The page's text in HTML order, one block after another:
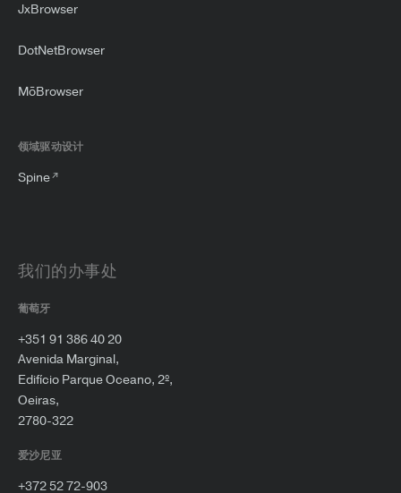
JxBrowser
DotNetBrowser
MōBrowser
领域驱动设计
Spine
我们的办事处
葡萄牙
+351 91 386 40 20
Avenida Marginal,
Edifício Parque Oceano, 2º,
Oeiras,
2780-322
爱沙尼亚
+372 52 72-903